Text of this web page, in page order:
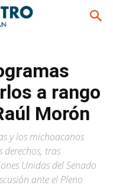
a rango
Morón
y los michoacanos
tras
Unidas del Senado
ante el Pleno